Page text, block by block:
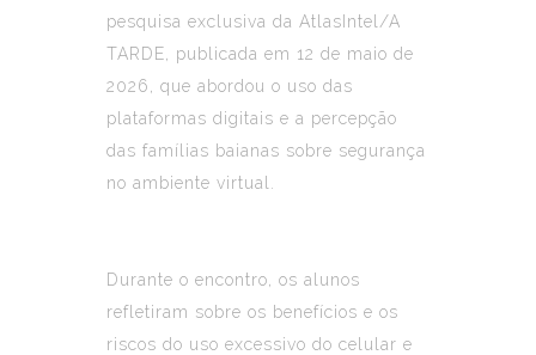
pesquisa exclusiva da AtlasIntel/A
TARDE , publicada em 12 de maio de
2026, que abordou o uso das
plataformas digitais e a percepção
das famílias baianas sobre segurança
no ambiente virtual.
Durante o encontro, os alunos
refletiram sobre os benefícios e os
riscos do uso excessivo do celular e